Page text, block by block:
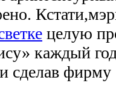
целую
каждый
сделав